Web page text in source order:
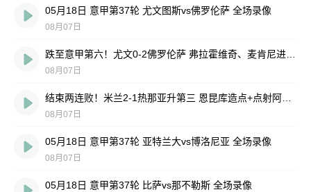
05月18日 意甲第37轮 尤文图斯vs佛罗伦萨 全场录像
08月07日
08月07日
08月07日
05月18日 意甲第37轮 亚特兰大vs博洛尼亚 全场录像
08月07日
05月18日 意甲第37轮 比萨vs那不勒斯 全场录像